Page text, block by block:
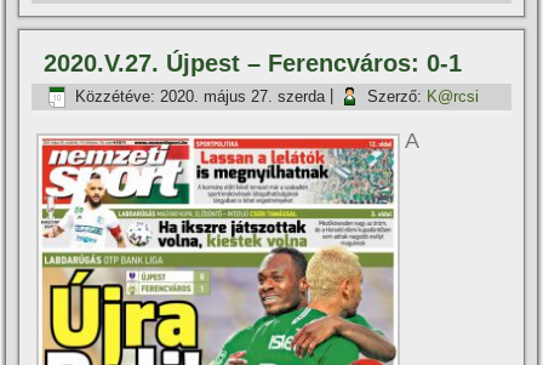
2020.V.27. Újpest – Ferencváros: 0-1
Közzétéve: 2020. május 27. szerda Szerző: K@rcsi
A